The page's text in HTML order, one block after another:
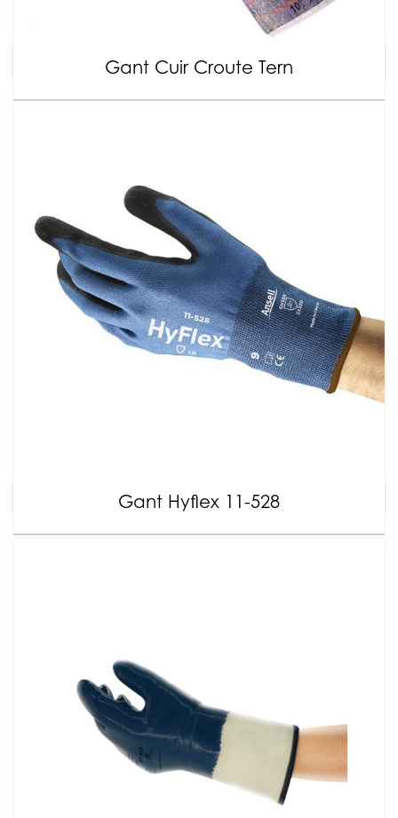
Gant Cuir Croute Tern
Gant Hyflex 11-528